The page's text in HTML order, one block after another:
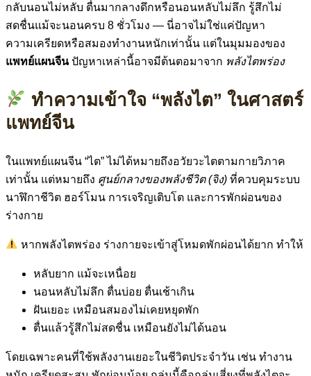
กลับนอนไม่หลับ ตื่นมากลางดึกหรือนอนหลับไม่ลึก รู้สึกไม่
สดชื่นแม้จะนอนครบ 8 ชั่วโมง — นี่อาจไม่ใช่แค่ปัญหา
ความเครียดหรือสมองทำงานหนักเท่านั้น แต่ในมุมมองของ
แพทย์แผนจีนปัญหาเหล่านี้อาจมีต้นตอมาจาก พลังไตพร่อง
ทำความเข้าใจ “พลังไต” ในศาสตร์
แพทย์จีน
ในแพทย์แผนจีน “ไต” ไม่ได้หมายถึงอวัยวะไตตามกายวิภาค
เท่านั้น แต่หมายถึง ศูนย์กลางของพลังชีวิต (จิง) ที่ควบคุมระบบ
นาฬิกาชีวิต ฮอร์โมน การเจริญเติบโต และการพักผ่อนของ
ร่างกาย
หากพลังไตพร่อง ร่างกายจะเข้าสู่โหมดพักผ่อนได้ยาก ทำให้
หลับยาก แม้จะเหนื่อย
นอนหลับไม่ลึก ตื่นบ่อย ตื่นเช้าเกิน
ฝันเยอะ เหมือนสมองไม่เคยหยุดพัก
ตื่นแล้วรู้สึกไม่สดชื่น เหมือนยังไม่ได้นอน
โดยเฉพาะคนที่ใช้พลังงานเยอะในชีวิตประจำวัน เช่น ทำงาน